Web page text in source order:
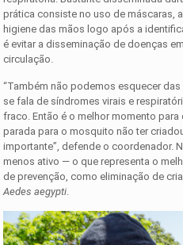
prática consiste no uso de máscaras,
higiene das mãos logo após a
é evitar a disseminação de doenças
circulação.
“Também não podemos esquecer
se fala de síndromes virais e
fraco. Então é o melhor momento para
parada para o mosquito não ter
importante”, defende o coordenador.
menos ativo — o que representa o
de prevenção, como eliminação de
Aedes aegypti.